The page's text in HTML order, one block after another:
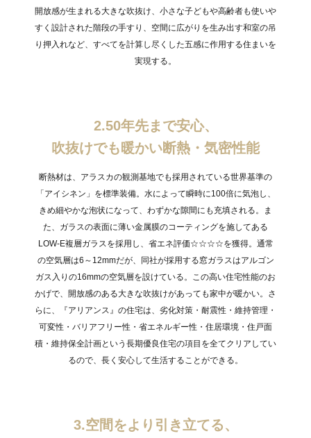
開放感が生まれる大きな吹抜け、小さな子どもや高齢者も使いや
すく設計された階段の手すり、空間に広がりを生み出す和室の吊
り押入れなど、すべてを計算し尽くした五感に作用する住まいを
実現する。
2.50年先まで安心、
吹抜けでも暖かい断熱・気密性能
断熱材は、アラスカの観測基地でも採用されている世界基準の
「アイシネン」を標準装備。水によって瞬時に100倍に気泡し、
きめ細やかな泡状になって、わずかな隙間にも充填される。ま
た、ガラスの表面に薄い金属膜のコーティングを施してある
LOW-E複層ガラスを採用し、省エネ評価☆☆☆☆を獲得。通常
の空気層は6～12mmだが、同社が採用する窓ガラスはアルゴン
ガス入りの16mmの空気層を設けている。この高い住宅性能のお
かげで、開放感のある大きな吹抜けがあっても家中が暖かい。さ
らに、『アリアンス』の住宅は、劣化対策・耐震性・維持管理・
可変性・バリアフリー性・省エネルギー性・住居環境・住戸面
積・維持保全計画という長期優良住宅の項目を全てクリアしてい
るので、長く安心して生活することができる。
3.空間をより引き立てる、